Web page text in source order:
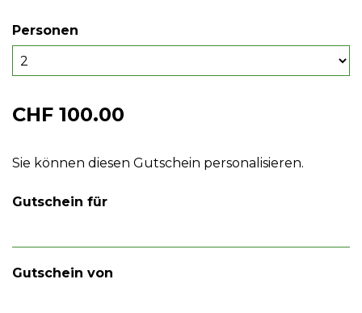
Personen
CHF 100.00
Sie können diesen Gutschein personalisieren.
Gutschein für
Gutschein von